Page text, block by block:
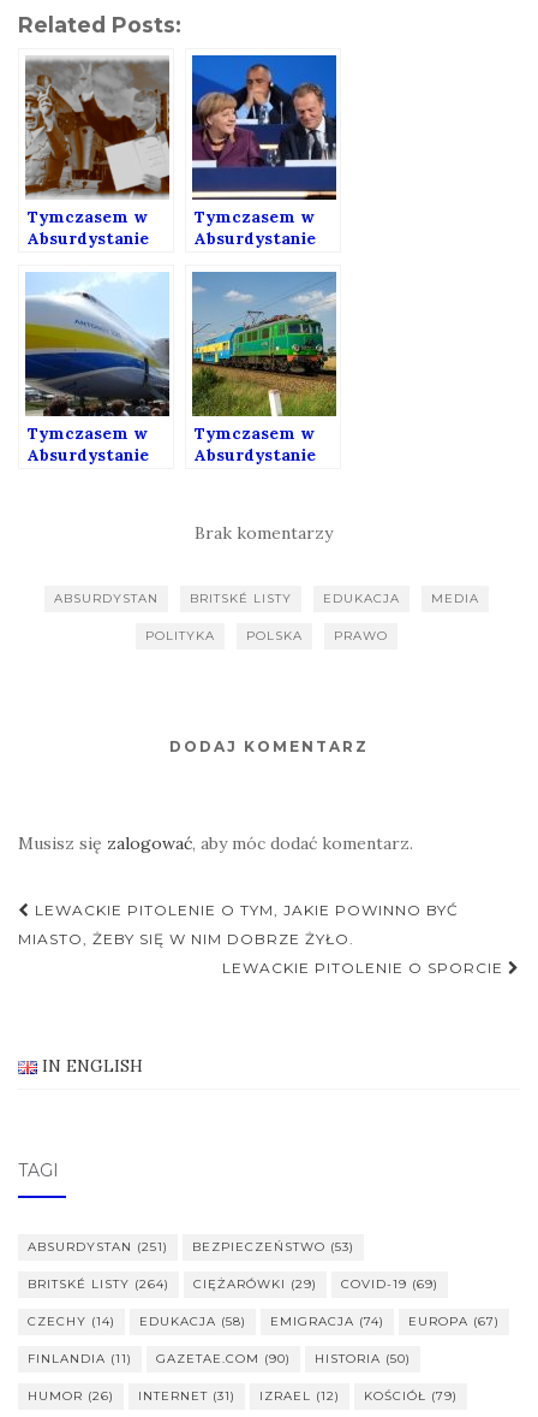
Related Posts:
Tymczasem w
Absurdystanie
Tymczasem w
Absurdystanie
Tymczasem w
Absurdystanie
Tymczasem w
Absurdystanie
Brak komentarzy
ABSURDYSTAN BRITSKÉ LISTY EDUKACJA MEDIA
POLITYKA POLSKA PRAWO
DODAJ KOMENTARZ
Musisz się zalogować, aby móc dodać komentarz.
Nawigacja
postu
LEWACKIE PITOLENIE O TYM, JAKIE POWINNO BYĆ
MIASTO, ŻEBY SIĘ W NIM DOBRZE ŻYŁO.
LEWACKIE PITOLENIE O SPORCIE
IN ENGLISH
TAGI
ABSURDYSTAN (251) BEZPIECZEŃSTWO (53)
BRITSKÉ LISTY (264) CIĘŻARÓWKI (29) COVID-19 (69)
CZECHY (14) EDUKACJA (58) EMIGRACJA (74) EUROPA (67)
FINLANDIA (11) GAZETAE.COM (90) HISTORIA (50)
HUMOR (26) INTERNET (31) IZRAEL (12) KOŚCIÓŁ (79)